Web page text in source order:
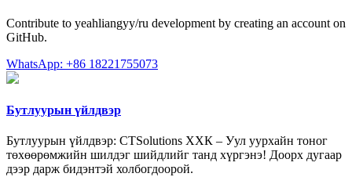
Contribute to yeahliangyy/ru development by creating an account on
GitHub.
WhatsApp: +86 18221755073
Бутлуурын үйлдвэр
Бутлуурын үйлдвэр: CTSolutions ХХК – Уул уурхайн тоног
төхөөрөмжийн шилдэг шийдлийг танд хүргэнэ! Доорх дугаар
дээр дарж бидэнтэй холбогдоорой.